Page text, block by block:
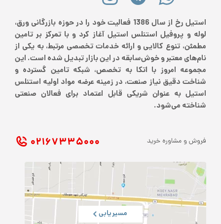
استیل رخ از سال 1386 فعالیت خود را در حوزه بازرگانی ورق،
لوله و پروفیل استنلس استیل آغاز کرد و با تمرکز بر تامین
مطمئن، تنوع کالایی و ارائه خدمات تخصصی مرتبط، به یکی از
نام‌های معتبر و خوش‌سابقه در این بازار تبدیل شده است. این
مجموعه امروز با اتکا به تخصص، شبکه تامین گسترده و
شناخت دقیق نیاز صنعت، در زمینه عرضه مواد اولیه استنلس
استیل به عنوان شریکی قابل اعتماد برای فعالان صنعتی
شناخته می‌شود.
فروش و مشاوره خرید ۰۲۱ ۶۷۳۳۵۰۰۰
مسیریابی